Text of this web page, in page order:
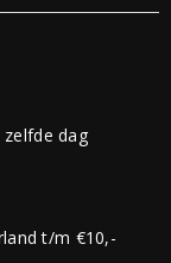
dag
t/m €10,-